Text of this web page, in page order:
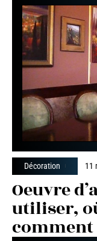
Décoration 11
Oeuvre
utiliser,